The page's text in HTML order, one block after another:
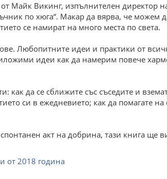
Майк Викинг, изпълнителен директор
по хюга“. Макар да вярва, че можем
се намират на много места по света.
Любопитните идеи и практики от
идеи как да намерим повече
да се сближите със съседите и
си в ежедневието; как да помагате на
акт на добрина, тази книга ще
от 2018 година